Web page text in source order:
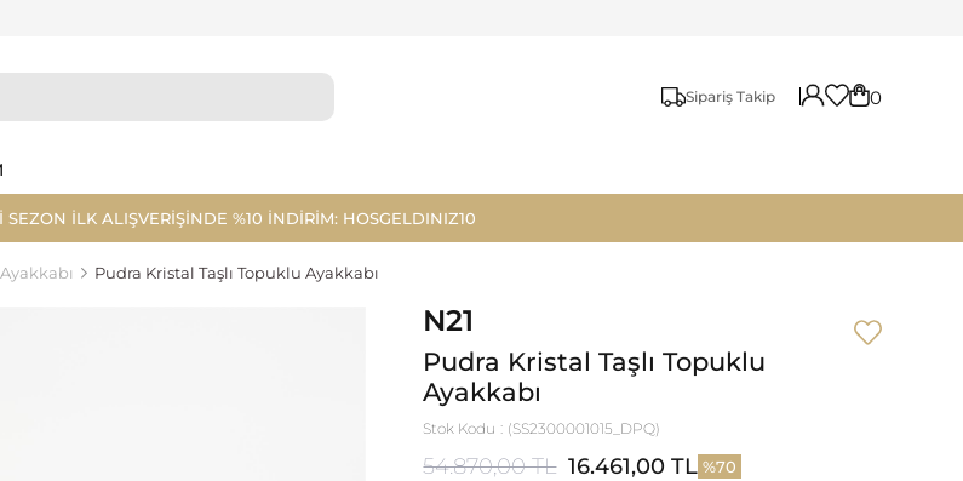
Sipariş Takip 0
SEZON İLK ALIŞVERİŞİNDE %10 İNDİRİM: HOSGELDINIZ10
Pudra Kristal Taşlı Topuklu Ayakkabı
N21
Pudra Kristal Taşlı Topuklu
Ayakkabı
Stok Kodu (SS2300001015_DPQ)
54.870,00 TL 16.461,00 TL 70